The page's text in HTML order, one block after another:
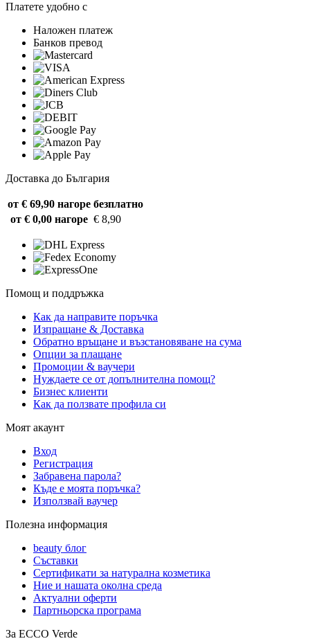
Платете удобно с
Наложен платеж
Банков превод
Доставка до България
от € 69,90 нагоре безплатно
от € 0,00 нагоре € 8,90
Помощ и поддръжка
Как да направите поръчка
Изпращане & Доставка
Обратно връщане и възстановяване на сума
Опции за плащане
Промоции & ваучери
Нуждаете се от допълнителна помощ?
Бизнес клиенти
Как да ползвате профила си
Моят акаунт
Вход
Регистрация
Забравена парола?
Къде е моята поръчка?
Използвай ваучер
Полезна информация
beauty блог
Съставки
Сертификати за натурална козметика
Ние и нашата околна среда
Актуални оферти
Партньорска програма
За ECCO Verde